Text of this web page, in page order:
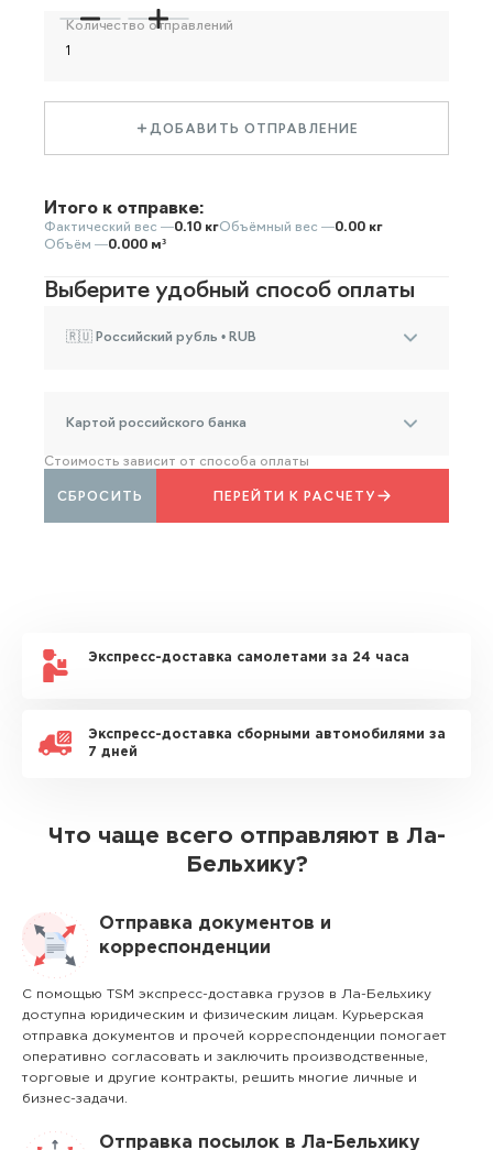
Количество отправлений
ДОБАВИТЬ ОТПРАВЛЕНИЕ
Итого к отправке:
Фактический вес —0.10 кгОбъёмный вес —0.00 кг
Объём —0.000 м³
Выберите удобный способ оплаты
🇷🇺 Российский рубль • RUB
Картой российского банка
Стоимость зависит от способа оплаты
ПЕРЕЙТИ К РАСЧЕТУ
СБРОСИТЬ
Экспресс-доставка самолетами за 24 часа
Экспресс-доставка сборными автомобилями за
7 дней
Что чаще всего отправляют в Ла-
Бельхику?
Отправка документов и
корреспонденции
С помощью TSM экспресс-доставка грузов в Ла-Бельхику
доступна юридическим и физическим лицам. Курьерская
отправка документов и прочей корреспонденции помогает
оперативно согласовать и заключить производственные,
торговые и другие контракты, решить многие личные и
бизнес-задачи.
Отправка посылок в Ла-Бельхику